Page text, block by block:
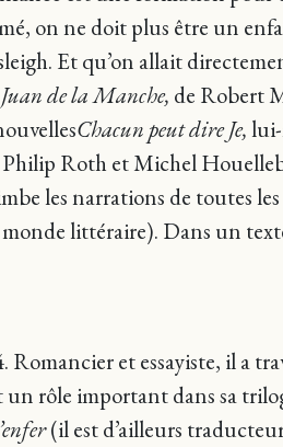
on ne doit plus être un
Et qu’on allait
de la Manche, de Robert
Chacun peut dire Je,lui-
Roth et Michel
les narrations de toutes
littéraire). Dans un
Romancier et essayiste, il a
un rôle important dans sa
(il est d’ailleurs